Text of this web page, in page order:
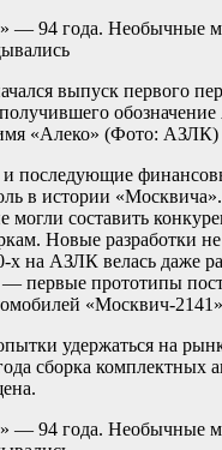
выпуск первого
«Алеко» (Фото: АЗЛК)
последующие
в истории
могли составить
Новые разработки
х на АЗЛК велась даже
— первые прототипы
«Москвич-
удержаться на
сборка комплектных